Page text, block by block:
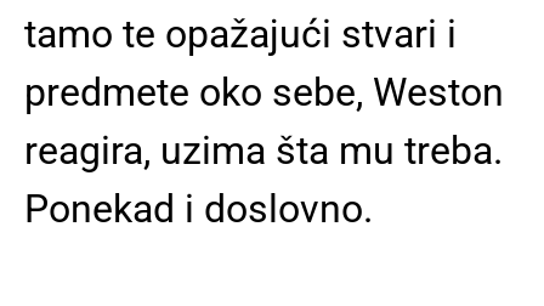
tamo te opažajući stvari i
predmete oko sebe, Weston
reagira, uzima šta mu treba.
Ponekad i doslovno.